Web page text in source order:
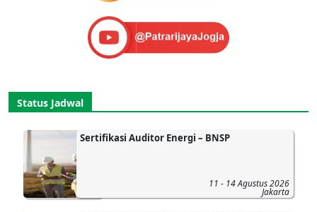
Status Jadwal
Sertifikasi Auditor Energi – BNSP
11 - 14 Agustus 2026
Jakarta